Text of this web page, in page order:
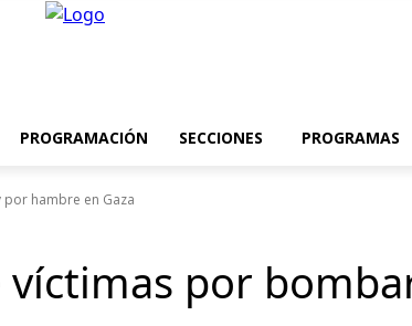
PROGRAMACIÓN SECCIONES PROGRAMAS
hambre en Gaza
por